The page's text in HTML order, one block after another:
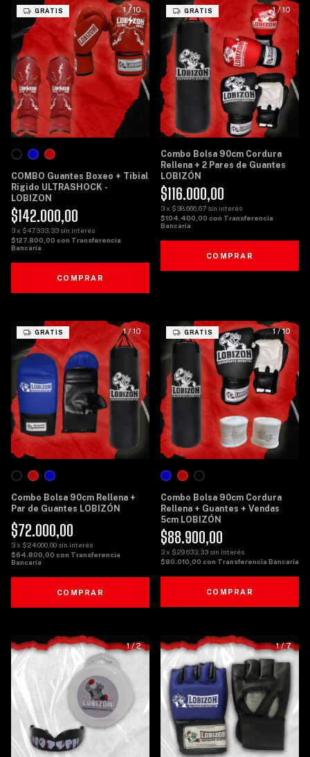
1/10
GRATIS
COMBO Guantes Boxeo + Tibial
Rigido ULTRASHOCK -
LOBIZON
$142.000,00
3x $47.333,33 sin interés
$127.800,00 con Transferencia
Bancaria
COMPRAR
1/10
GRATIS
Combo Bolsa 90cm Cordura
Rellena + 2 Pares de Guantes
LOBIZÓN
$116.000,00
3x $38.666,67 sin interés
$104.400,00 con Transferencia
Bancaria
COMPRAR
1/ 10
GRATIS
Combo Bolsa 90cm Rellena +
Par de Guantes LOBIZÓN
$72.000,00
3x $24.000,00 sin interés
$64.800,00 con Transferencia
Bancaria
COMPRAR
1/10
GRATIS
Combo Bolsa 90cm Cordura
Rellena + Guantes + Vendas
5cm LOBIZÓN
$88.900,00
3x $29.633,33 sin interés
$80.010,00 con Transferencia Bancaria
COMPRAR
1/2 1/7